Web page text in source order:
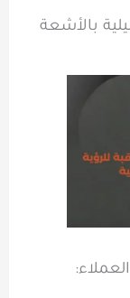
بالأشعة